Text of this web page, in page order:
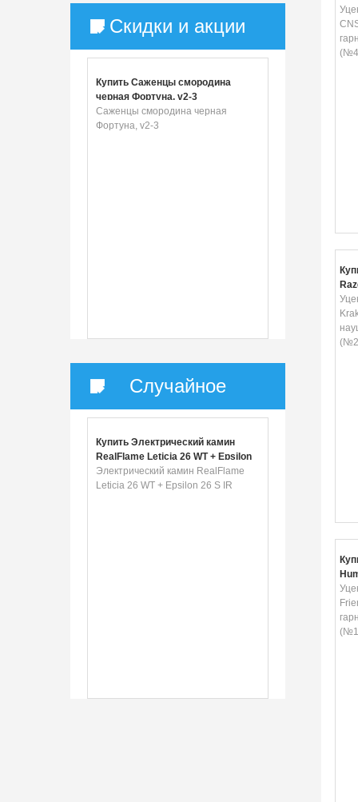
Скидки и акции
Купить Саженцы смородина
черная Фортуна, v2-3
Саженцы смородина черная
Фортуна, v2-3
Случайное
Купить Электрический камин
RealFlame Leticia 26 WT + Epsilon
26 S IR
Электрический камин RealFlame
Leticia 26 WT + Epsilon 26 S IR